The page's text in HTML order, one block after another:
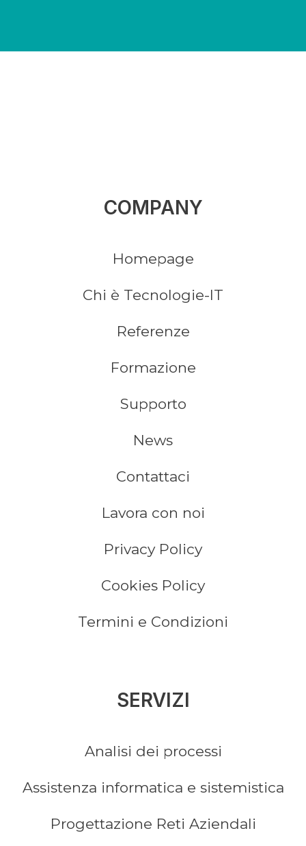
COMPANY
Homepage
Chi è Tecnologie-IT
Referenze
Formazione
Supporto
News
Contattaci
Lavora con noi
Privacy Policy
Cookies Policy
Termini e Condizioni
SERVIZI
Analisi dei processi
Assistenza informatica e sistemistica
Progettazione Reti Aziendali